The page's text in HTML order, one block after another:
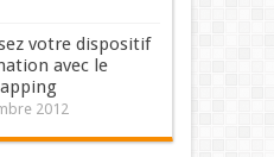
votre dispositif
avec le
2012